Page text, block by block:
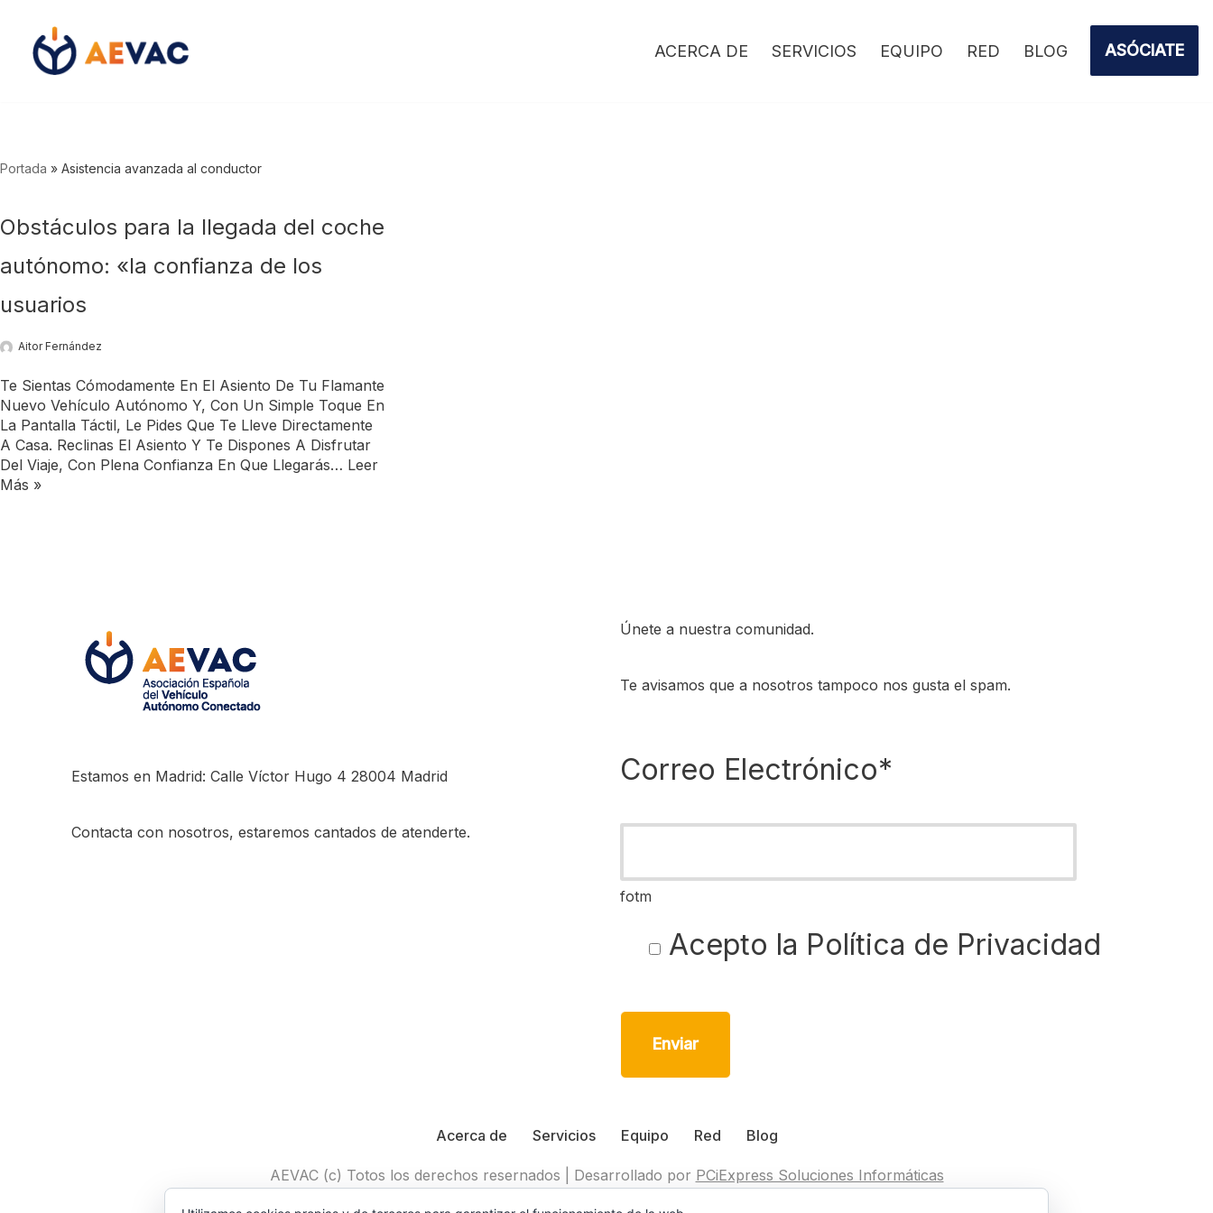
Saltar
ACERCA DE SERVICIOS EQUIPO RED BLOG ASÓCIATE
Portada » Asistencia avanzada al conductor
Obstáculos para la llegada del coche
autónomo: «la confianza de los
usuarios
Aitor Fernández
Te Sientas Cómodamente En El Asiento De Tu Flamante
Nuevo Vehículo Autónomo Y, Con Un Simple Toque En
La Pantalla Táctil, Le Pides Que Te Lleve Directamente
A Casa. Reclinas El Asiento Y Te Dispones A Disfrutar
Del Viaje, Con Plena Confianza En Que Llegarás… Leer
Más »
Estamos en Madrid: Calle Víctor Hugo 4 28004 Madrid
Contacta con nosotros, estaremos cantados de atenderte.
Únete a nuestra comunidad.
Te avisamos que a nosotros tampoco nos gusta el spam.
Correo Electrónico*
fotm
Acepto la Política de Privacidad
Acerca de Servicios Equipo Red Blog
AEVAC (c) Totos los derechos resernados | Desarrollado por PCiExpress Soluciones Informáticas